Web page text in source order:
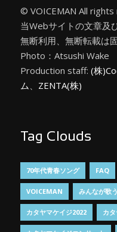
© VOICEMAN All
当Webサイトの文章及
無断利用、無断転載は
Photo：Atsushi Wake
Production staff: (株
ム、 ZENTA(株)
Tag Clouds
70年代青春ソング FAQ
VOICEMAN みんなが歌う
カタヤマケイジ2022 カ